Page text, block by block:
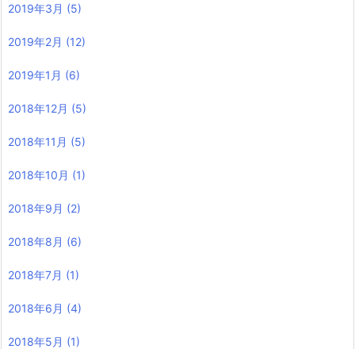
2019年3月 (5)
2019年2月 (12)
2019年1月 (6)
2018年12月 (5)
2018年11月 (5)
2018年10月 (1)
2018年9月 (2)
2018年8月 (6)
2018年7月 (1)
2018年6月 (4)
2018年5月 (1)